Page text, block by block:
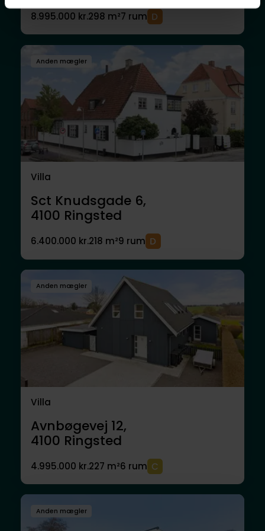
8.995.000 kr.298 m²7 rum
Anden mægler
Villa
Sct Knudsgade 6,
4100 Ringsted
6.400.000 kr.218 m²9 rum
Anden mægler
Villa
Avnbøgevej 12,
4100 Ringsted
4.995.000 kr.227 m²6 rum
Anden mægler